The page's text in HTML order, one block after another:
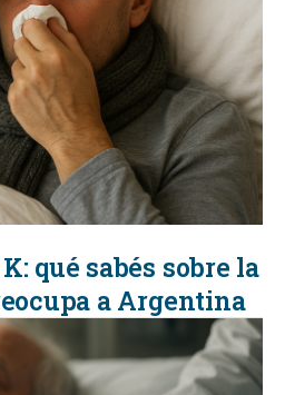
qué sabés sobre la
a Argentina